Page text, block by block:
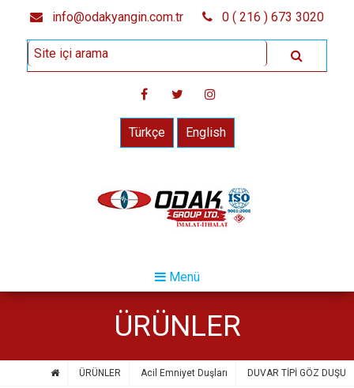
info@odakyangin.com.tr 0 ( 216 ) 673 3020
Türkçe English
Menü
ÜRÜNLER
ÜRÜNLER Acil Emniyet Duşları DUVAR TİPİ GÖZ DUŞU